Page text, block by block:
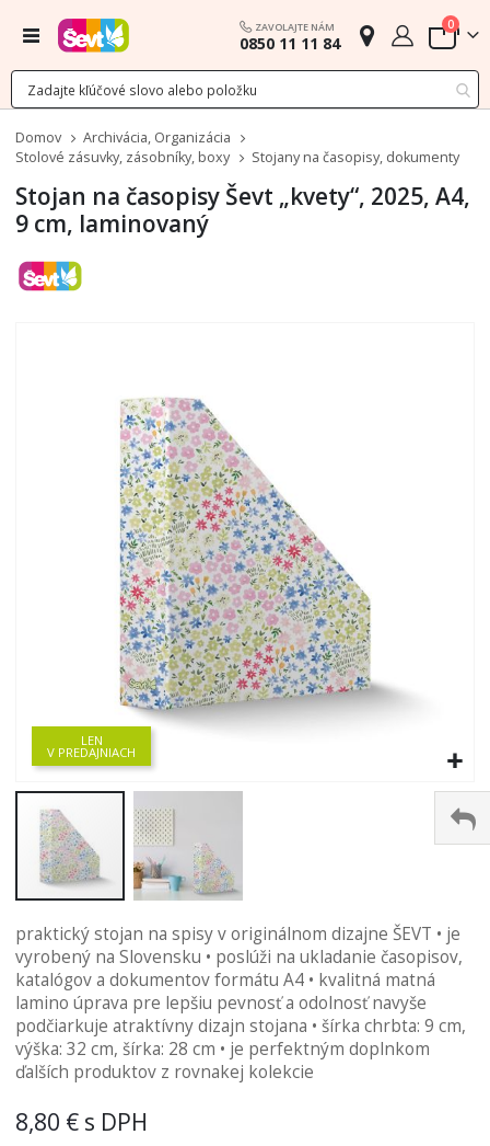
Menu ZAVOLAJTE NÁM
0850 11 11 84 Cart
0
Domov
Archivácia, Organizácia
Stolové zásuvky, zásobníky, boxy
Stojany na časopisy, dokumenty
Stojan na časopisy Ševt „kvety“, 2025, A4,
9 cm, laminovaný
LEN
V PREDAJNIACH
na
začiatok
galérie
obrázkov
praktický stojan na spisy v originálnom dizajne ŠEVT • je
vyrobený na Slovensku • poslúži na ukladanie časopisov,
katalógov a dokumentov formátu A4 • kvalitná matná
lamino úprava pre lepšiu pevnosť a odolnosť navyše
podčiarkuje atraktívny dizajn stojana • šírka chrbta: 9 cm,
výška: 32 cm, šírka: 28 cm • je perfektným doplnkom
ďalších produktov z rovnakej kolekcie
8,80 €